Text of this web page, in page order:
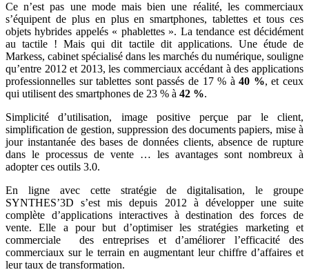
Ce n’est pas une mode mais bien une réalité, les commerciaux
s’équipent de plus en plus en smartphones, tablettes et tous ces
objets hybrides appelés « phablettes ». La tendance est décidément
au tactile ! Mais qui dit tactile dit applications. Une étude de
Markess, cabinet spécialisé dans les marchés du numérique, souligne
qu’entre 2012 et 2013, les commerciaux accédant à des applications
professionnelles sur tablettes sont passés de 17 % à40 %, et ceux
qui utilisent des smartphones de 23 % à 42 %.
Simplicité d’utilisation, image positive perçue par le client,
simplification de gestion, suppression des documents papiers, mise à
jour instantanée des bases de données clients, absence de rupture
dans le processus de vente … les avantages sont nombreux à
adopter ces outils 3.0.
En ligne avec cette stratégie de digitalisation, le groupe
SYNTHES’3D s’est mis depuis 2012 à développer une suite
complète d’applications interactives à destination des forces de
vente. Elle a pour but d’optimiser les stratégies marketing et
commerciale des entreprises et d’améliorer l’efficacité des
commerciaux sur le terrain en augmentant leur chiffre d’affaires et
leur taux de transformation.